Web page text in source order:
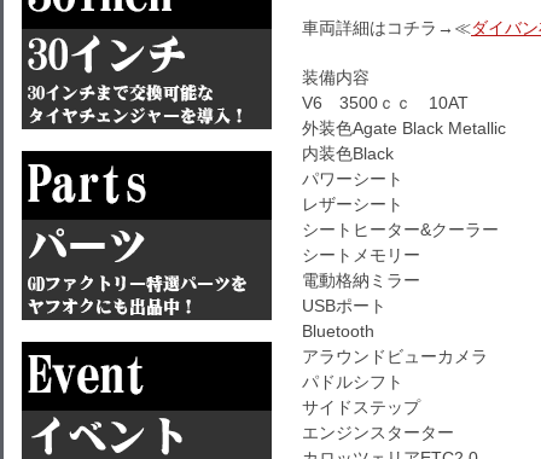
車両詳細はコチラ→≪ダイバ
装備内容
V6 3500ｃｃ 10AT
外装色Agate Black Metallic
内装色Black
パワーシート
レザーシート
シートヒーター&クーラー
シートメモリー
電動格納ミラー
USBポート
Bluetooth
アラウンドビューカメラ
パドルシフト
サイドステップ
エンジンスターター